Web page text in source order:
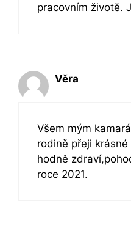
pracovním životě.
Věra
Všem mým
rodině přeji
hodně
roce 2021.